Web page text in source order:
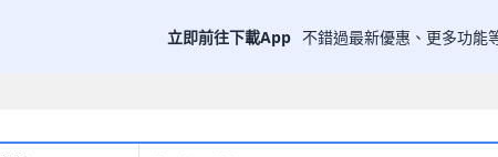
立即前往下載App 不錯過最新優惠、更多功能